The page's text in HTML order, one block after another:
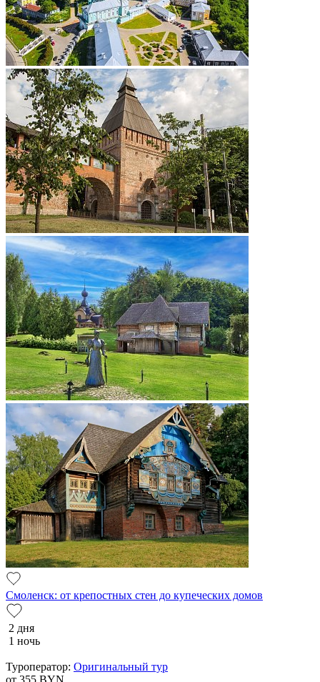
Смоленск: от крепостных стен до купеческих домов
2 дня
1 ночь
Туроператор: Оригинальный тур
от 355 BYN